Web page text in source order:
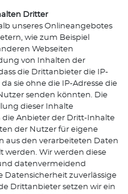
Dritter
unseres Onlineangebotes
wie zum Beispiel
Webseiten
von Inhalten der
die Drittanbieter die IP-
sie ohne die IP-Adresse die
senden könnten. Die
dieser Inhalte
die Anbieter der Dritt-Inhalte
der Nutzer für eigene
aus den verarbeiteten Daten
werden. Wir werden diese
datenvermeidend
Datensicherheit zuverlässige
Drittanbieter setzen wir ein